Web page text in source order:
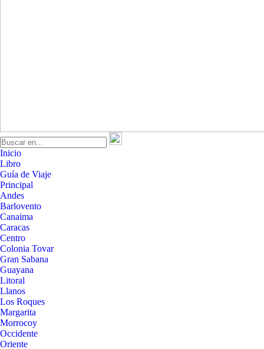
Inicio
Libro
Guía de Viaje
Principal
Andes
Barlovento
Canaima
Caracas
Centro
Colonia Tovar
Gran Sabana
Guayana
Litoral
Llanos
Los Roques
Margarita
Morrocoy
Occidente
Oriente